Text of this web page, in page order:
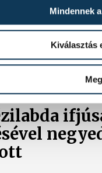
Mindennek
Kiválasztás
ezüstérmet